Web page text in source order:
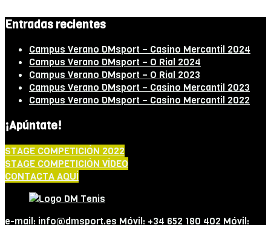
Entradas recientes
Campus Verano DMsport – Casino Mercantil 2024
Campus Verano DMsport – O Rial 2024
Campus Verano DMsport – O Rial 2023
Campus Verano DMsport – Casino Mercantil 2023
Campus Verano DMsport – Casino Mercantil 2022
¡Apúntate!
STAGE COMPETICIÓN 2022
STAGE COMPETICIÓN VÍDEO
CONTACTA AQUÍ
e-mail: info@dmsport.es Móvil: +34 652 180 402 Móvil: